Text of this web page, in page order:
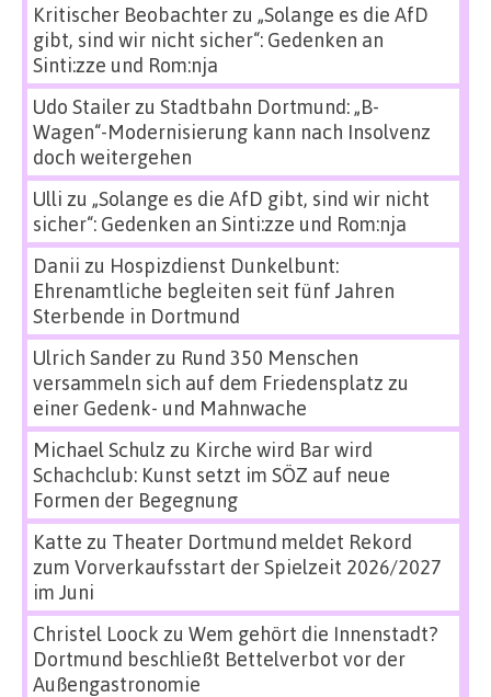
Kritischer Beobachterzu „Solange es die AfD
gibt, sind wir nicht sicher“: Gedenken an
Sinti:zze und Rom:nja
Udo Stailerzu Stadtbahn Dortmund: „B-
Wagen“-Modernisierung kann nach Insolvenz
doch weitergehen
Ulli zu „Solange es die AfD gibt, sind wir nicht
sicher“: Gedenken an Sinti:zze und Rom:nja
Danii zu Hospizdienst Dunkelbunt:
Ehrenamtliche begleiten seit fünf Jahren
Sterbende in Dortmund
Ulrich Sanderzu Rund 350 Menschen
versammeln sich auf dem Friedensplatz zu
einer Gedenk- und Mahnwache
Michael Schulz zu Kirche wird Bar wird
Schachclub: Kunst setzt im SÖZ auf neue
Formen der Begegnung
Katte zu Theater Dortmund meldet Rekord
zum Vorverkaufsstart der Spielzeit 2026/2027
im Juni
Christel Loock zu Wem gehört die Innenstadt?
Dortmund beschließt Bettelverbot vor der
Außengastronomie